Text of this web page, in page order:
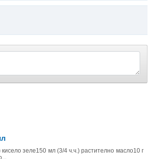
кисело зеле150 мл (3/4 ч.ч.) растително масло10 г